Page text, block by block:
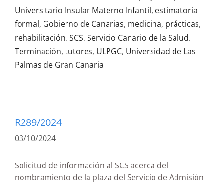
Universitario Insular Materno Infantil, estimatoria
formal, Gobierno de Canarias, medicina, prácticas,
rehabilitación, SCS, Servicio Canario de la Salud,
Terminación, tutores, ULPGC, Universidad de Las
Palmas de Gran Canaria
R289/2024
03/10/2024
Solicitud de información al SCS acerca del
nombramiento de la plaza del Servicio de Admisión